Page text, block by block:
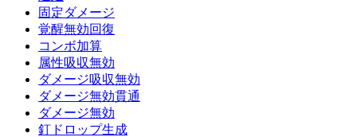
固定ダメージ
覚醒無効回復
コンボ加算
属性吸収無効
ダメージ吸収無効
ダメージ無効貫通
ダメージ無効
釘ドロップ生成